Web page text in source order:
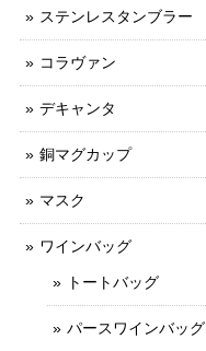
ステンレスタンブラー
コラヴァン
デキャンタ
銅マグカップ
マスク
ワインバッグ
トートバッグ
パースワインバッグ